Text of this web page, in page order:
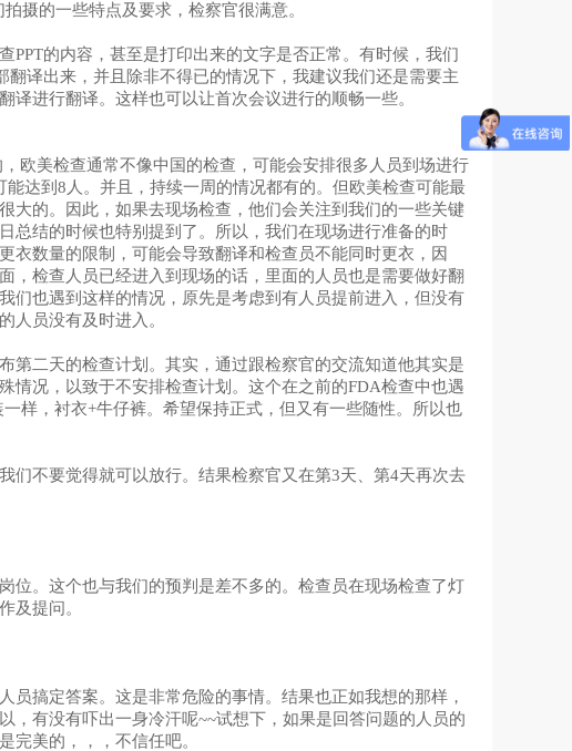
摄的一些特点及要求，检察官很满意。
的内容，甚至是打印出来的文字是否正常。有时候，我们
译出来，并且除非不得已的情况下，我建议我们还是需要主
进行翻译。这样也可以让首次会议进行的顺畅一些。
欧美检查通常不像中国的检查，可能会安排很多人员到场进行
达到8人。并且，持续一周的情况都有的。 但欧美检查可能最
大的。因此，如果去现场检查，他们会关注到我们的一些关键
总结的时候也特别提到了。所以，我们在现场进行准备的时
衣数量的限制，可能会导致翻译和检查员不能同时更衣，因
，检查人员已经进入到现场的话，里面的人员也是需要做好翻
们也遇到这样的情况，原先是考虑到有人员提前进入，但没有
人员没有及时进入。
第二天的检查计划。其实，通过跟检察官的交流知道他其实是
情况，以致于不安排检查计划。这个在之前的FDA检查中也遇
样，衬衣+牛仔裤。希望保持正式，但又有一些随性。所以也
们不要觉得就可以放行。结果检察官又在第3天、第4天再次去
位。这个也与我们的预判是差不多的。检查员在现场检查了灯
及提问。
搞定答案。这是非常危险的事情。结果也正如我想的那样，
，有没有吓出一身冷汗呢~~试想下，如果是回答问题的人员的
完美的，，，不信任吧。